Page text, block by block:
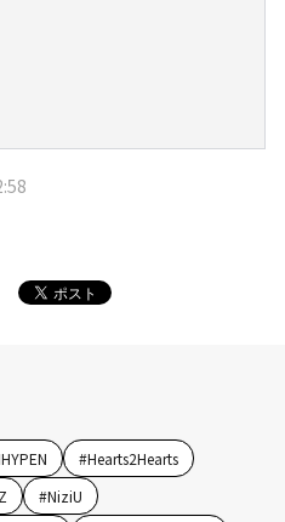
#Hearts2Hearts
#NiziU